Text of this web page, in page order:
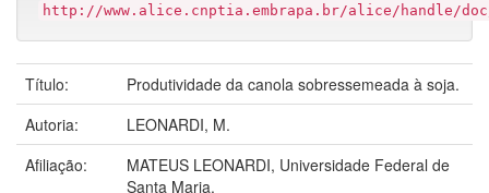
http://www.alice.cnptia.embrapa.br/alice/handle/doc/
Título:
Produtividade da canola sobressemeada à soja.
Autoria:
LEONARDI, M.
Afiliação:
MATEUS LEONARDI, Universidade Federal de
Santa Maria.